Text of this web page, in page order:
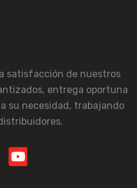
satisfacción de nuestros
entrega oportuna
su necesidad, trabajando